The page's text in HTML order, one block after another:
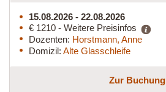
15.08.2026 - 22.08.2026
€ 1210 - Weitere Preisinfos
Dozenten: Horstmann, Anne
Domizil: Alte Glasschleife
Zur Buchung